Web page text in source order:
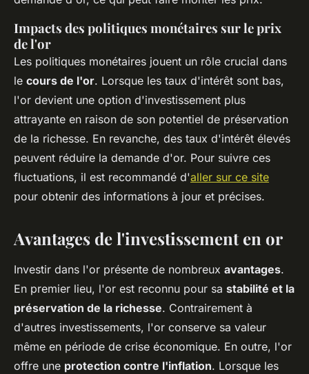
Impacts des politiques monétaires sur le prix
de l'or
Les politiques monétaires jouent un rôle crucial dans
le cours de l'or. Lorsque les taux d'intérêt sont bas,
l'or devient une option d'investissement plus
attrayante en raison de son potentiel de préservation
de la richesse. En revanche, des taux d'intérêt élevés
peuvent réduire la demande d'or. Pour suivre ces
fluctuations, il est recommandé d'aller sur ce site
pour obtenir des informations à jour et précises.
Avantages de l'investissement en or
Investir dans l'or présente de nombreux avantages.
En premier lieu, l'or est reconnu pour sa stabilité et la
préservation de la richesse. Contrairement à
d'autres investissements, l'or conserve sa valeur
même en période de crise économique. En outre, l'or
offre une protection contre l'inflation. Lorsque les